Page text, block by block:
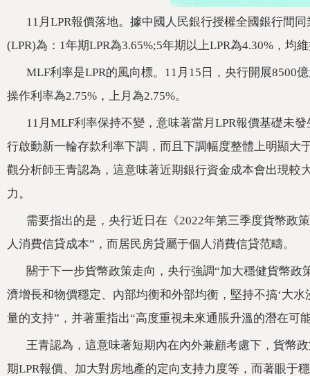
11月LPR報價落地。據中國人民銀行授權全國銀行間
(LPR)為：1年期LPR為3.65%;5年期以上LPR為4.30%，均
MLF利率是LPR的風向標。11月15日，央行開展
操作利率為2.75%，上月為2.75%。
11月MLF利率保持不變，意味著當月LPR報價基礎未發
行啟動新一輪存款利率下調，而且下調幅度整體上明
觀分析師王青認為，這意味著近期銀行資金成本會出現較
力。
需要指出的是，央行近日在《2022年第三季度貨幣
人消費信貸成本”，而居民房貸屬于個人消費信貸范疇。
關于下一步貨幣政策走向，央行強調“加大穩健貨幣政策實
濟增長和物價穩定、內部均衡和外部均衡，堅持不搞‘大水
量的支持”，并著重指出“高度重視未來通脹升溫的潛在可
王青認為，這意味著短期內在內外兼顧考慮下，貨
期LPR報價、加大對房地產的定向支持力度等，而著眼于穩